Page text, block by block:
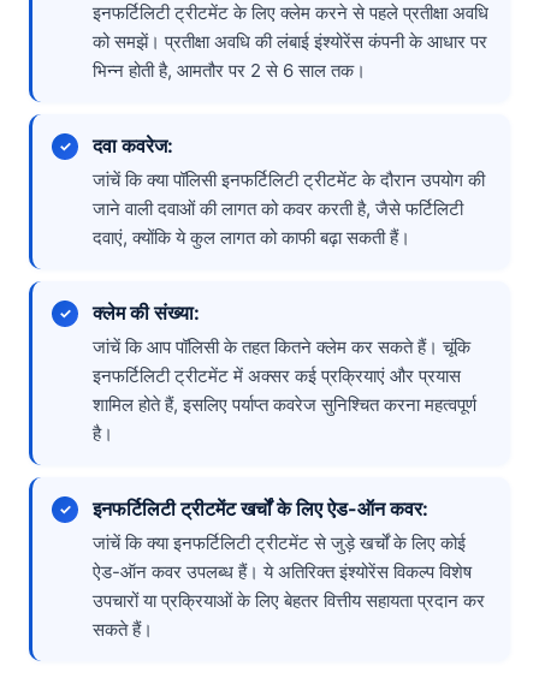
इनफर्टिलिटी ट्रीटमेंट के लिए क्लेम करने से पहले प्रतीक्षा अवधि
को समझें। प्रतीक्षा अवधि की लंबाई इंश्योरेंस कंपनी के आधार पर
भिन्न होती है, आमतौर पर 2 से 6 साल तक।
दवा कवरेज:
जांचें कि क्या पॉलिसी इनफर्टिलिटी ट्रीटमेंट के दौरान उपयोग की
जाने वाली दवाओं की लागत को कवर करती है, जैसे फर्टिलिटी
दवाएं, क्योंकि ये कुल लागत को काफी बढ़ा सकती हैं।
क्लेम की संख्या:
जांचें कि आप पॉलिसी के तहत कितने क्लेम कर सकते हैं। चूंकि
इनफर्टिलिटी ट्रीटमेंट में अक्सर कई प्रक्रियाएं और प्रयास
शामिल होते हैं, इसलिए पर्याप्त कवरेज सुनिश्चित करना महत्वपूर्ण
है।
इनफर्टिलिटी ट्रीटमेंट खर्चों के लिए ऐड-ऑन कवर:
जांचें कि क्या इनफर्टिलिटी ट्रीटमेंट से जुड़े खर्चों के लिए कोई
ऐड-ऑन कवर उपलब्ध हैं। ये अतिरिक्त इंश्योरेंस विकल्प विशेष
उपचारों या प्रक्रियाओं के लिए बेहतर वित्तीय सहायता प्रदान कर
सकते हैं।